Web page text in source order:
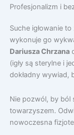
Profesjonalizm i
Suche igłowanie
wykonuje go
Dariusza Chrzana
(igły są sterylne i
dokładny wywiad,
Nie pozwól, by ból
towarzyszem.
nowoczesna